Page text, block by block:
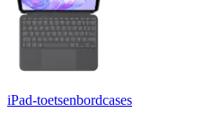
iPad-toetsenbordcases